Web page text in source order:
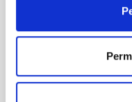
Fecha de
BIBCODE